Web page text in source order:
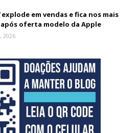
explode em vendas e fica nos mais
oferta modelo da Apple
2026